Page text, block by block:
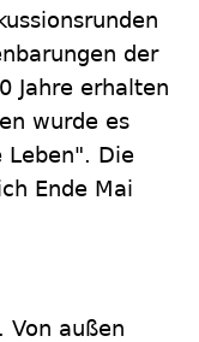
der
Jahre erhalten
wurde es
Leben". Die
Ende Mai
Von außen